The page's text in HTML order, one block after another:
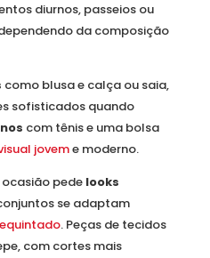
diurnos, passeios ou
da composição
como blusa e calça ou saia,
sofisticados quando
com tênis e uma bolsa
joveme moderno.
pede looks
se adaptam
. Peças de tecidos
com cortes mais